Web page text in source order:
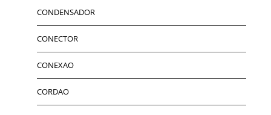
CONDENSADOR
CONECTOR
CONEXAO
CORDAO